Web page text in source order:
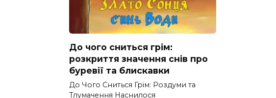
До чого сниться грім:
розкриття значення снів про
буревії та блискавки
До Чого Сниться Грім: Роздуми та
Тлумачення Наснилося